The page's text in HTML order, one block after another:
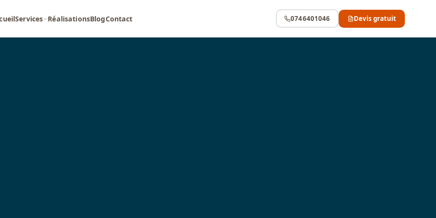
Services RéalisationsBlogContact 0746401046 Devis gratuit